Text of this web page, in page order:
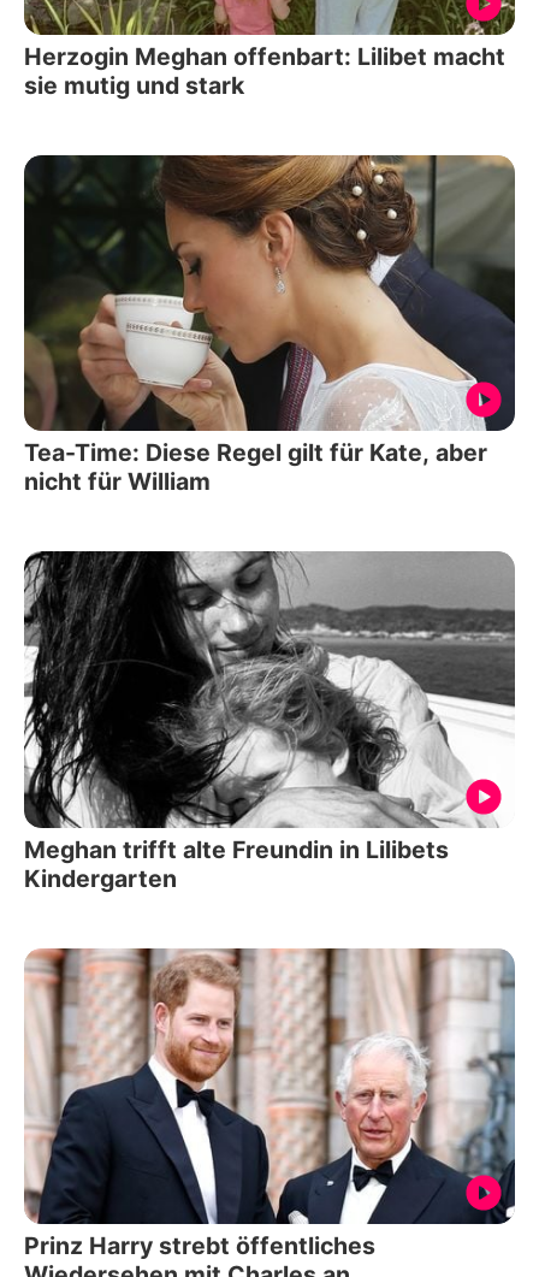
Herzogin Meghan offenbart: Lilibet macht
sie mutig und stark
Tea-Time: Diese Regel gilt für Kate, aber
nicht für William
Meghan trifft alte Freundin in Lilibets
Kindergarten
Prinz Harry strebt öffentliches